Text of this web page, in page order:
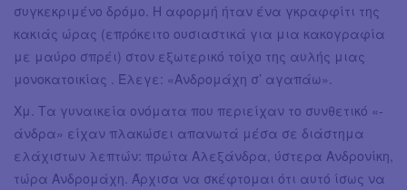
συγκεκριμένο δρόμο. Η αφορμή ήταν ένα γκραφφίτι της
κακιάς ώρας (επρόκειτο ουσιαστικά για μια κακογραφία
με μαύρο σπρέι) στον εξωτερικό τοίχο της αυλής μιας
μονοκατοικίας . Έλεγε: «Ανδρομάχη σ’ αγαπάω».
Χμ. Τα γυναικεία ονόματα που περιείχαν το συνθετικό «-
άνδρα» είχαν πλακώσει απανωτά μέσα σε διάστημα
ελάχιστων λεπτών: πρώτα Αλεξάνδρα, ύστερα Ανδρονίκη,
τώρα Ανδρομάχη. Άρχισα να σκέφτομαι ότι αυτό ίσως να